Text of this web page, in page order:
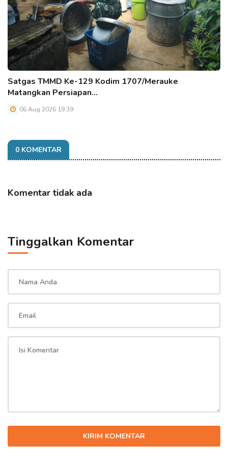
Satgas TMMD Ke-129 Kodim 1707/Merauke
Matangkan Persiapan…
06 Aug 2026 19:39
0 KOMENTAR
Komentar tidak ada
Tinggalkan Komentar
KIRIM KOMENTAR